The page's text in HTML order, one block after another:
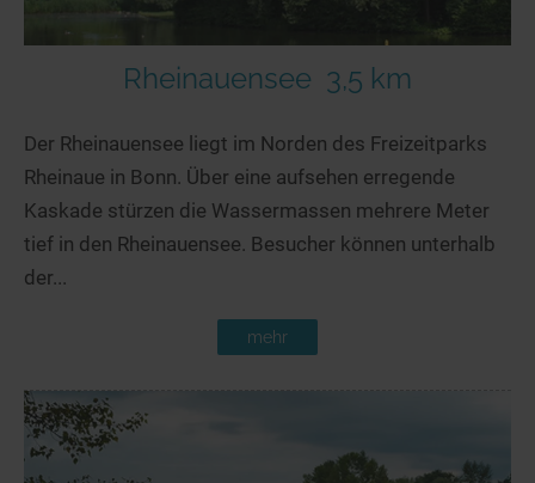
Rheinauensee 3,5 km
Der Rheinauensee liegt im Norden des Freizeitparks
Rheinaue in Bonn. Über eine aufsehen erregende
Kaskade stürzen die Wassermassen mehrere Meter
tief in den Rheinauensee. Besucher können unterhalb
der...
mehr